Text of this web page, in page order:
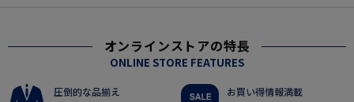
オンラインストアの特長
ONLINE STORE FEATURES
圧倒的な品揃え お買い得情報満載